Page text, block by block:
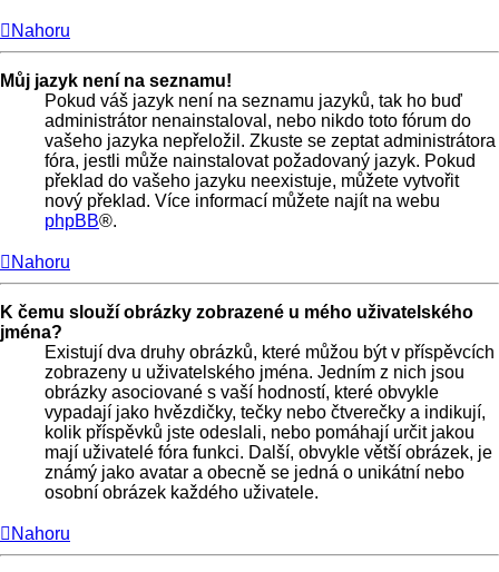
Nahoru
Můj jazyk není na seznamu!
Pokud váš jazyk není na seznamu jazyků, tak ho buď
administrátor nenainstaloval, nebo nikdo toto fórum do
vašeho jazyka nepřeložil. Zkuste se zeptat administrátora
fóra, jestli může nainstalovat požadovaný jazyk. Pokud
překlad do vašeho jazyku neexistuje, můžete vytvořit
nový překlad. Více informací můžete najít na webu
phpBB®.
Nahoru
K čemu slouží obrázky zobrazené u mého uživatelského
jména?
Existují dva druhy obrázků, které můžou být v příspěvcích
zobrazeny u uživatelského jména. Jedním z nich jsou
obrázky asociované s vaší hodností, které obvykle
vypadají jako hvězdičky, tečky nebo čtverečky a indikují,
kolik příspěvků jste odeslali, nebo pomáhají určit jakou
mají uživatelé fóra funkci. Další, obvykle větší obrázek, je
známý jako avatar a obecně se jedná o unikátní nebo
osobní obrázek každého uživatele.
Nahoru